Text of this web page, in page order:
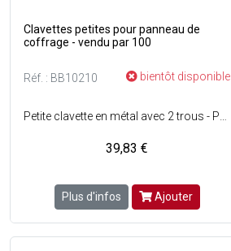
Clavettes petites pour panneau de
coffrage - vendu par 100
Réf. : BB10210 bientôt disponible
39,83 €
Plus d'infos Ajouter